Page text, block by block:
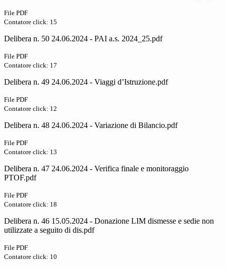
File PDF
Contatore click: 15
Delibera n. 50 24.06.2024 - PAI a.s. 2024_25.pdf
File PDF
Contatore click: 17
Delibera n. 49 24.06.2024 - Viaggi d’Istruzione.pdf
File PDF
Contatore click: 12
Delibera n. 48 24.06.2024 - Variazione di Bilancio.pdf
File PDF
Contatore click: 13
Delibera n. 47 24.06.2024 - Verifica finale e monitoraggio
PTOF.pdf
File PDF
Contatore click: 18
Delibera n. 46 15.05.2024 - Donazione LIM dismesse e sedie non
utilizzate a seguito di dis.pdf
File PDF
Contatore click: 10